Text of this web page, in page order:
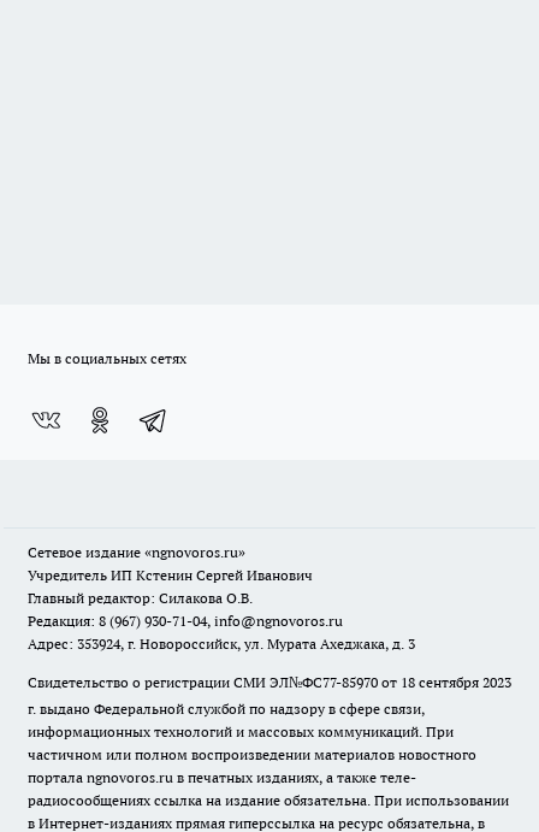
Мы в социальных сетях
Сетевое издание «ngnovoros.ru»
Учредитель ИП Кстенин Сергей Иванович
Главный редактор: Силакова О.В.
Редакция: 8 (967) 930-71-04, info@ngnovoros.ru
Адрес: 353924, г. Новороссийск, ул. Мурата Ахеджака, д. 3
Свидетельство о регистрации СМИ ЭЛ№ФС77-85970 от 18 сентября 2023
г. выдано Федеральной службой по надзору в сфере связи,
информационных технологий и массовых коммуникаций. При
частичном или полном воспроизведении материалов новостного
портала ngnovoros.ru в печатных изданиях, а также теле-
радиосообщениях ссылка на издание обязательна. При использовании
в Интернет-изданиях прямая гиперссылка на ресурс обязательна, в